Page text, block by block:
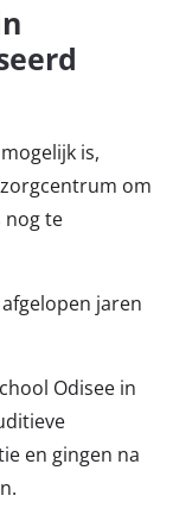
is,
om
nog te
jaren
Odisee in
en gingen na